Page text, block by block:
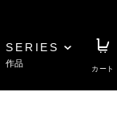
SERIES
作品
カート